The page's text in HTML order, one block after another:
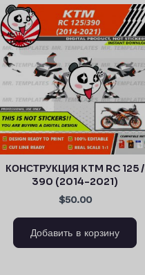
КОНСТРУКЦИЯ KTM RC 125 /
390 (2014-2021)
$50.00
Добавить в корзину